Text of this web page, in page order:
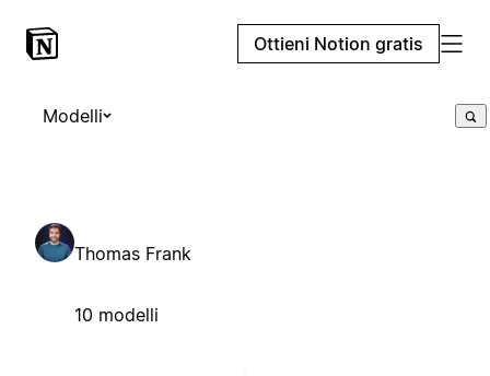
Ottieni Notion gratis
Modelli
Thomas Frank
10 modelli